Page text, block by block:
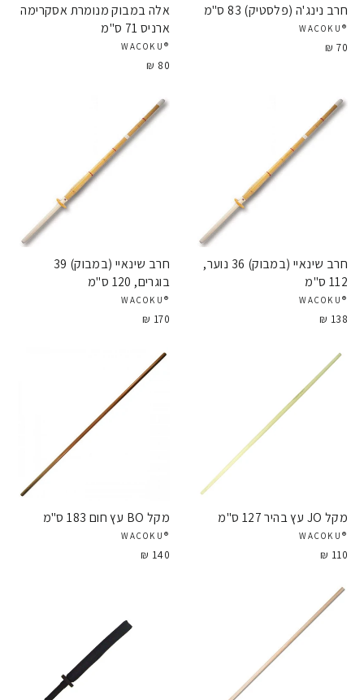
חרב נינג'ה (פלסטיק) 83 ס"מ
®WACOKU
70 ₪
אלה במבוק מנומרת אסקרימה
ארניס 71 ס"מ
®WACOKU
80 ₪
חרב שינאיי (במבוק) 36 נוער,
112 ס"מ
®WACOKU
138 ₪
חרב שינאיי (במבוק) 39
בוגרים, 120 ס"מ
®WACOKU
170 ₪
מקל JO עץ בהיר 127 ס"מ
®WACOKU
110 ₪
מקל BO עץ חום 183 ס"מ
®WACOKU
140 ₪